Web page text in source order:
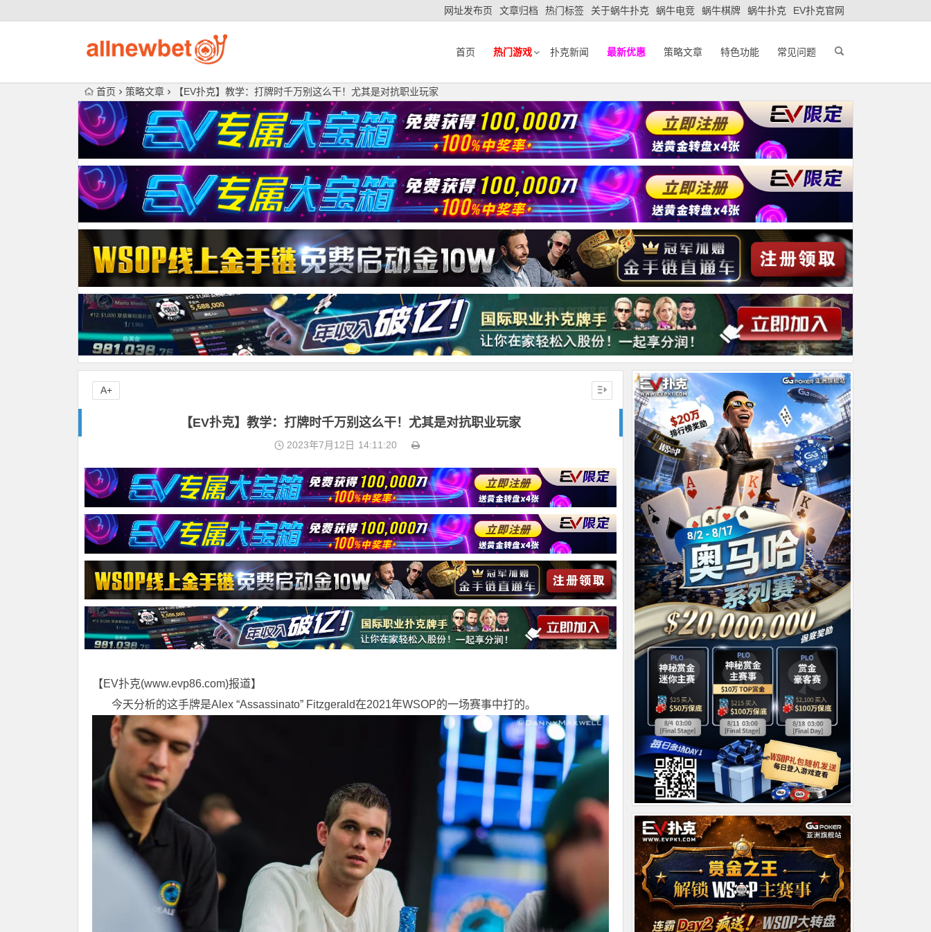
网址发布页 文章归档 热门标签 关于蜗牛扑克 蜗牛电竞 蜗牛棋牌 蜗牛扑克 EV扑克官网
首页 热门游戏 扑克新闻 最新优惠 策略文章 特色功能 常见问题
首页 策略文章 【EV扑克】教学：打牌时千万别这么干！尤其是对抗职业玩家
【EV扑克】教学：打牌时千万别这么干！尤其是对抗职业玩家
2023年7月12日 14:11:20
【EV扑克(www.evp86.com)报道】
今天分析的这手牌是Alex “Assassinato” Fitzgerald在2021年WSOP的一场赛事中打的。
A+